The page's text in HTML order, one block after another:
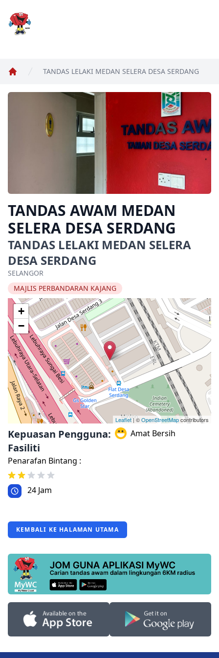
MyWC
TANDAS LELAKI MEDAN SELERA DESA SERDANG
TANDAS AWAM MEDAN
SELERA DESA SERDANG
TANDAS LELAKI MEDAN SELERA
DESA SERDANG
SELANGOR
MAJLIS PERBANDARAN KAJANG
+
−
Leaflet| ©OpenStreetMapcontributors
Kepuasan Pengguna: Amat Bersih
Fasiliti
Penarafan Bintang :
24 Jam
KEMBALI KE HALAMAN UTAMA